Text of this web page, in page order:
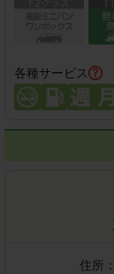
各種サービス
住所：